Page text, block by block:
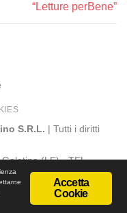
“Letture perBene”
S.R.L. | Tutti i diritti
(LE) - TEL
Accetta
Cookie